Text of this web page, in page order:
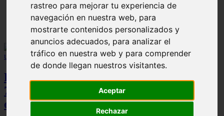
rastreo para mejorar tu experiencia de
navegación en nuestra web, para
mostrarte contenidos personalizados y
anuncios adecuados, para analizar el
tráfico en nuestra web y para comprender
de donde llegan nuestros visitantes.
Aceptar
Rechazar
▷ Zona Azul Córdoba 《 Horarios y Tarifas 2024 》
Peugeot acelera en el mercado español:
7.062 matriculaciones y un 5,9% de cuota
en julio